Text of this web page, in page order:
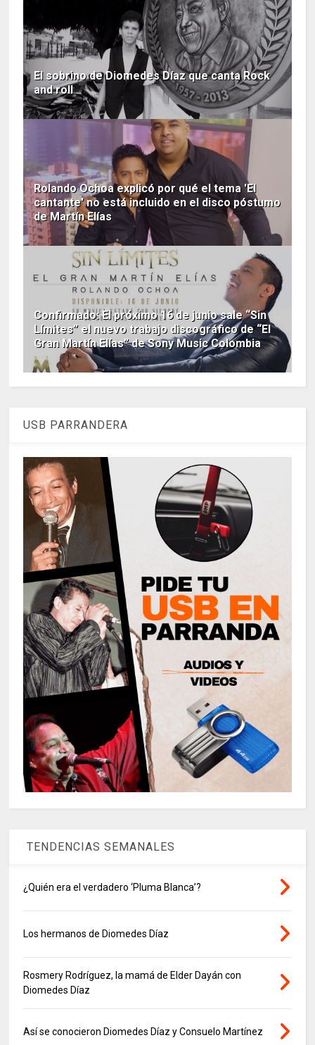
El sobrino de Diomedes Díaz que canta Rock
and roll
Rolando Ochoa explicó por qué el tema 'El
cantante' no está incluido en el disco póstumo
de Martín Elías
Confirmado: El próximo 16 de junio sale “Sin
Límites” el nuevo trabajo discográfico de “El
Gran Martín Elías” de Sony Music Colombia
USB PARRANDERA
TENDENCIAS SEMANALES
¿Quién era el verdadero ‘Pluma Blanca’?
Los hermanos de Diomedes Díaz
Rosmery Rodríguez, la mamá de Elder Dayán con
Diomedes Díaz
Así se conocieron Diomedes Díaz y Consuelo Martínez